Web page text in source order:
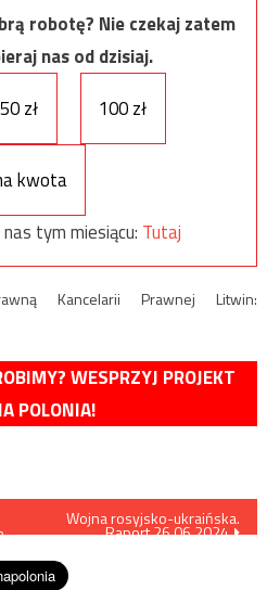
robotę? Nie czekaj zatem
nas od dzisiaj.
50 zł 100 zł
kwota
tym miesiącu: Tutaj
Kancelarii Prawnej Litwin:
WESPRZYJ PROJEKT
POLONIA!
Wojna rosyjsko-ukraińska.
Raport 26.06.2024